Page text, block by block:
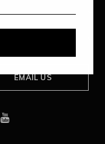
EMAIL US